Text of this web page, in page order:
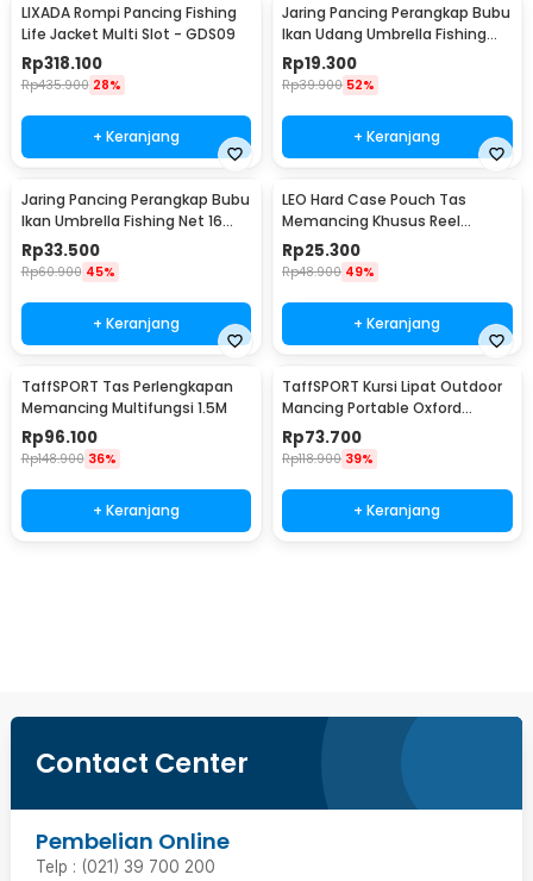
LIXADA Rompi Pancing Fishing
Life Jacket Multi Slot - GDS09
Rp318.100
Rp435.900 28%
+ Keranjang
Jaring Pancing Perangkap Bubu
Ikan Udang Umbrella Fishing
Net 5 Hole
Rp19.300
Rp39.900 52%
+ Keranjang
Jaring Pancing Perangkap Bubu
Ikan Umbrella Fishing Net 16
Holes - H14572
Rp33.500
Rp60.900 45%
+ Keranjang
LEO Hard Case Pouch Tas
Memancing Khusus Reel
Pancing - F-49
Rp25.300
Rp48.900 49%
+ Keranjang
TaffSPORT Tas Perlengkapan
Memancing Multifungsi 1.5M
Rp96.100
Rp148.900 36%
+ Keranjang
TaffSPORT Kursi Lipat Outdoor
Mancing Portable Oxford
Folding Chair - YYY002
Rp73.700
Rp118.900 39%
+ Keranjang
Contact Center
Pembelian Online
Telp : (021) 39 700 200